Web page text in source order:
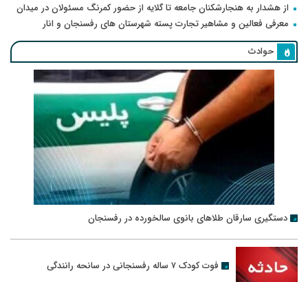
از هشدار به هنجارشکنان جامعه تا گلایه از حضور کمرنگ مسئولان در میدان
معرفی فعالین و مشاهیر تجارت پسته شهرستان های رفسنجان و انار
حوادث
دستگیری سارقان طلاهای بانوی سالخورده در رفسنجان
فوت کودک ۷ ساله رفسنجانی در سانحه رانندگی